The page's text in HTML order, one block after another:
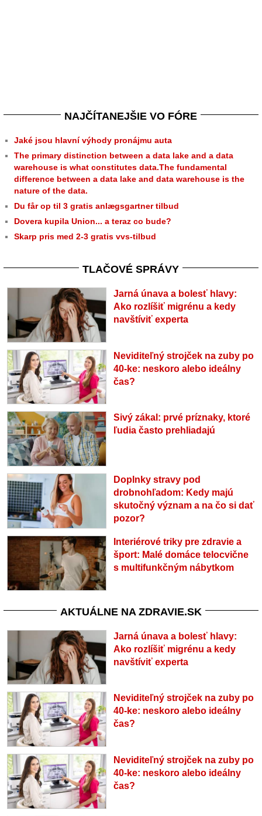
NAJČÍTANEJŠIE VO FÓRE
Jaké jsou hlavní výhody pronájmu auta
The primary distinction between a data lake and a data
warehouse is what constitutes data.The fundamental
difference between a data lake and data warehouse is the
nature of the data.
Du får op til 3 gratis anlægsgartner tilbud
Dovera kupila Union... a teraz co bude?
Skarp pris med 2-3 gratis vvs-tilbud
TLAČOVÉ SPRÁVY
Jarná únava a bolesť hlavy:
Ako rozlíšiť migrénu a kedy
navštíviť experta
Neviditeľný strojček na zuby po
40-ke: neskoro alebo ideálny
čas?
Sivý zákal: prvé príznaky, ktoré
ľudia často prehliadajú
Doplnky stravy pod
drobnohľadom: Kedy majú
skutočný význam a na čo si dať
pozor?
Interiérové triky pre zdravie a
šport: Malé domáce telocvične
s multifunkčným nábytkom
AKTUÁLNE NA ZDRAVIE.SK
Jarná únava a bolesť hlavy:
Ako rozlíšiť migrénu a kedy
navštíviť experta
Neviditeľný strojček na zuby po
40-ke: neskoro alebo ideálny
čas?
Neviditeľný strojček na zuby po
40-ke: neskoro alebo ideálny
čas?